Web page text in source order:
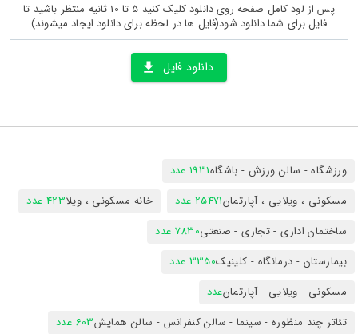
پس از لود کامل صفحه روی دانلود کلیک کنید 5 تا 10 ثانیه منتظر باشید تا
فایل برای شما دانلود شود(فایل ها در لحظه برای دانلود ایجاد میشوند)
دانلود فایل
ورزشگاه - سالن ورزش - باشگاه1931 عدد
مسکونی ، ویلایی ، آپارتمان25471 عدد خانه مسکونی ، ویلا423 عدد
ساختمان اداری - تجاری - صنعتی7830 عدد
بیمارستان - درمانگاه - کلینیک3350 عدد
مسکونی - ویلایی - آپارتمانعدد
تئاتر چند منظوره - سینما - سالن کنفرانس - سالن همایش603 عدد